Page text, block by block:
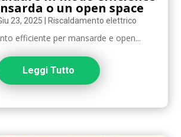
o un open space
23, 2025 Riscaldamento elettrico
efficiente per mansarde e open...
Leggi Tutto